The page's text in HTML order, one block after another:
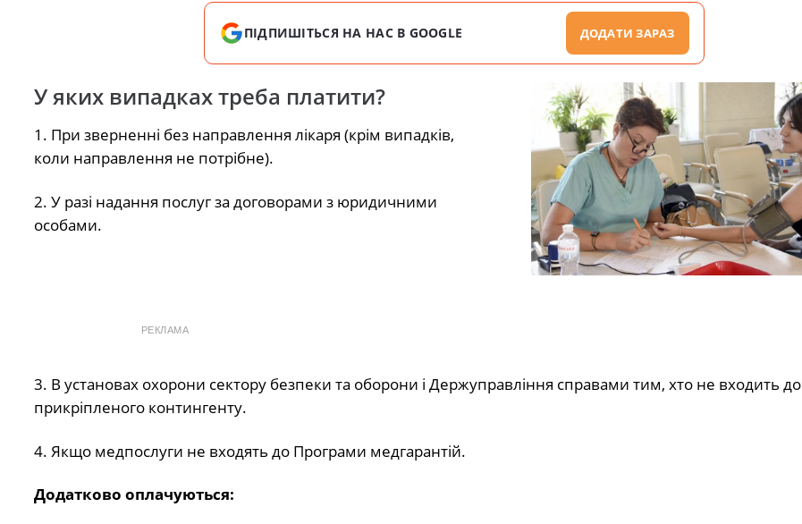
ПІДПИШІТЬСЯ НА НАС В GOOGLE ДОДАТИ ЗАРАЗ
У яких випадках треба платити?
1. При зверненні без направлення лікаря (крім випадків,
коли направлення не потрібне).
2. У разі надання послуг за договорами з юридичними
особами.
РЕКЛАМА
3. В установах охорони сектору безпеки та оборони і Держуправління справами тим, хто не входить до
прикріпленого контингенту.
4. Якщо медпослуги не входять до Програми медгарантій.
Додатково оплачуються: